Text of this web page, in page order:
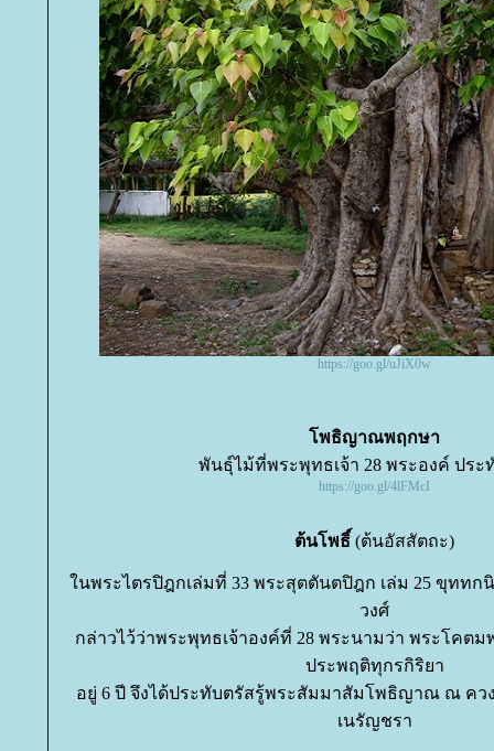
https://goo.gl/uJiX0w
พธิญาณพฤกษา
พันธุ์ไม้ที่พระพุทธเจ้า 28 พระองค์ ประ
https://goo.gl/4lFMcI
ต้นโพธิ์ (ต้นอัสสัตถะ)
นพระไตรปิฎกเล่มที่ 33 พระสุตตันตปิฎก เล่ม 25 ขุททก
วงศ์
กล่าวไว้ว่าพระพุทธเจ้าองค์ที่ 28 พระนามว่า พระโคตม
ประพฤติทุกรกิริยา
อยู่ 6 ปี จึงได้ประทับตรัสรู้พระสัมมาสัมโพธิญาณ ณ คว
เนรัญชรา